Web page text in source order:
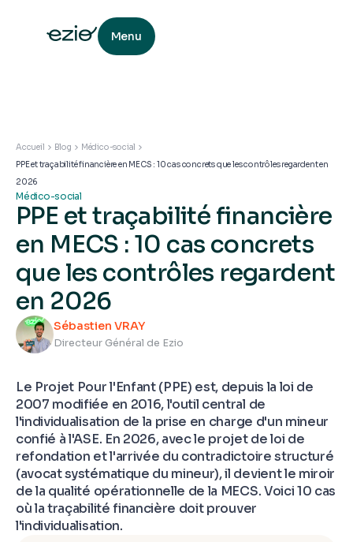
Menu
Accueil Blog
Médico-social
PPE et traçabilité financière en MECS : 10 cas concrets que les contrôles regardent en
2026
Médico-social
PPE et traçabilité financière
en MECS : 10 cas concrets
que les contrôles regardent
en 2026
Sébastien VRAY
Directeur Général de Ezio
Le Projet Pour l'Enfant (PPE) est, depuis la loi de
2007 modifiée en 2016, l'outil central de
l'individualisation de la prise en charge d'un mineur
confié à l'ASE. En 2026, avec le projet de loi de
refondation et l'arrivée du contradictoire structuré
(avocat systématique du mineur), il devient le miroir
de la qualité opérationnelle de la MECS. Voici 10 cas
où la traçabilité financière doit prouver
l'individualisation.